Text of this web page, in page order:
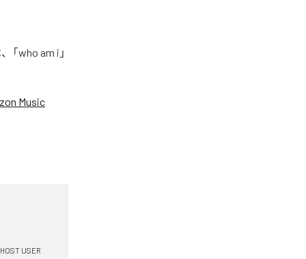
who am i」
Music
USER